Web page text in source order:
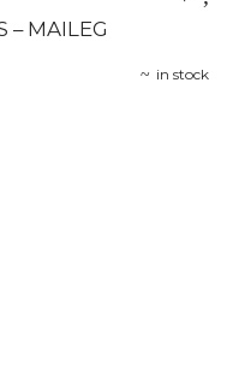
– MAILEG
in stock